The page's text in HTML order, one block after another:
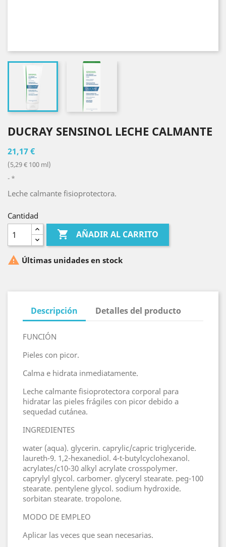
DUCRAY SENSINOL LECHE CALMANTE
21,17 €
(5,29 € 100 ml)
*
Leche calmante fisioprotectora.
Cantidad
 AÑADIR AL CARRITO
 Últimas unidades en stock
Descripción Detalles del producto
FUNCIÓN
Pieles con picor.
Calma e hidrata inmediatamente.
Leche calmante fisioprotectora corporal para
hidratar las pieles frágiles con picor debido a
sequedad cutánea.
INGREDIENTES
water (aqua). glycerin. caprylic/capric triglyceride.
laureth-9. 1,2-hexanediol. 4-t-butylcyclohexanol.
acrylates/c10-30 alkyl acrylate crosspolymer.
caprylyl glycol. carbomer. glyceryl stearate. peg-100
stearate. pentylene glycol. sodium hydroxide.
sorbitan stearate. tropolone.
MODO DE EMPLEO
Aplicar las veces que sean necesarias.